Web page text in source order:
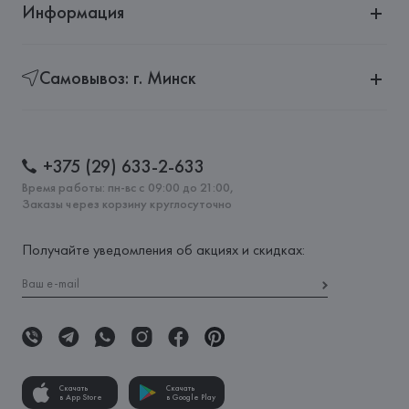
Информация
Самовывоз: г. Минск
+375 (29) 633-2-633
Время работы: пн-вс с 09:00 до 21:00,
Заказы через корзину круглосуточно
Получайте уведомления об акциях и скидках:
Скачать
в App Store
Скачать
в Google Play